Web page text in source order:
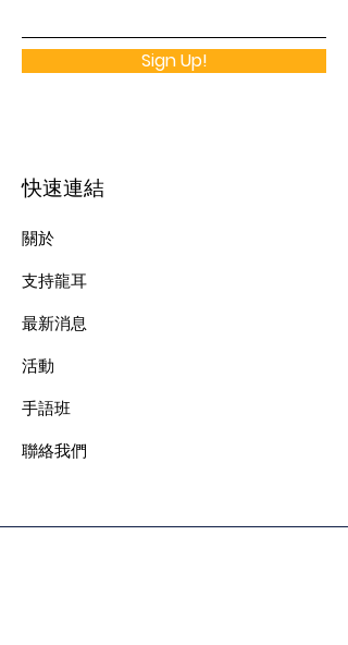
Sign Up!
快速連結
關於
支持龍耳
最新消息
​活動
手語班
​聯絡我們